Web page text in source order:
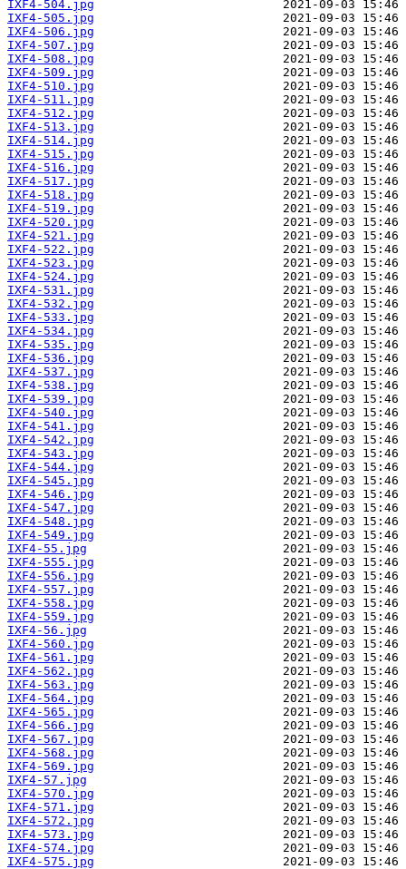
IXF4-504.jpg
IXF4-505.jpg
IXF4-506.jpg
IXF4-507.jpg
IXF4-508.jpg
IXF4-509.jpg
IXF4-510.jpg
IXF4-511.jpg
IXF4-512.jpg
IXF4-513.jpg
IXF4-514.jpg
IXF4-515.jpg
IXF4-516.jpg
IXF4-517.jpg
IXF4-518.jpg
IXF4-519.jpg
IXF4-520.jpg
IXF4-521.jpg
IXF4-522.jpg
IXF4-523.jpg
IXF4-524.jpg
IXF4-531.jpg
IXF4-532.jpg
IXF4-533.jpg
IXF4-534.jpg
IXF4-535.jpg
IXF4-536.jpg
IXF4-537.jpg
IXF4-538.jpg
IXF4-539.jpg
IXF4-540.jpg
IXF4-541.jpg
IXF4-542.jpg
IXF4-543.jpg
IXF4-544.jpg
IXF4-545.jpg
IXF4-546.jpg
IXF4-547.jpg
IXF4-548.jpg
IXF4-549.jpg
IXF4-55.jpg
IXF4-555.jpg
IXF4-556.jpg
IXF4-557.jpg
IXF4-558.jpg
IXF4-559.jpg
IXF4-56.jpg
IXF4-560.jpg
IXF4-561.jpg
IXF4-562.jpg
IXF4-563.jpg
IXF4-564.jpg
IXF4-565.jpg
IXF4-566.jpg
IXF4-567.jpg
IXF4-568.jpg
IXF4-569.jpg
IXF4-57.jpg
IXF4-570.jpg
IXF4-571.jpg
IXF4-572.jpg
IXF4-573.jpg
IXF4-574.jpg
IXF4-575.jpg